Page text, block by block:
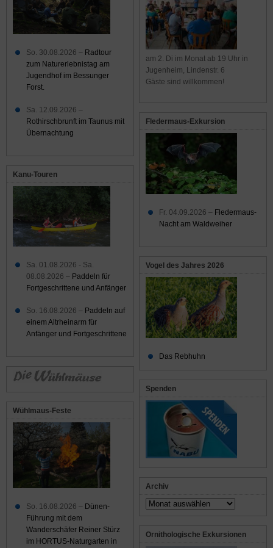
am 2. Di im Monat ab 19 Uhr in
Jugenheim, Lindenstr. 6
Gäste sind willkommen!
Fledermaus-Exkursion
Fr. 04.09.2026 – Fledermaus-
Nacht am Waldweiher
Vogel des Jahres 2026
Das Rebhuhn
Spenden
Archiv
Archiv
Ornithologische Exkursionen
So. 30.08.2026 – Radtour
zum Naturerlebnistag am
Jugendhof im Bessunger
Forst.
Sa. 12.09.2026 –
Rothirschbrunft im Taunus mit
Übernachtung
Kanu-Touren
Sa. 01.08.2026 - Sa.
08.08.2026 – Paddeln für
Fortgeschrittene und Anfänger
So. 16.08.2026 – Paddeln auf
einem Altrheinarm für
Anfänger und Fortgeschrittene
Wühlmaus-Feste
So. 16.08.2026 – Dünen-
Führung mit dem
Wanderschäfer Reiner Stürz
im HORTUS-Naturgarten in